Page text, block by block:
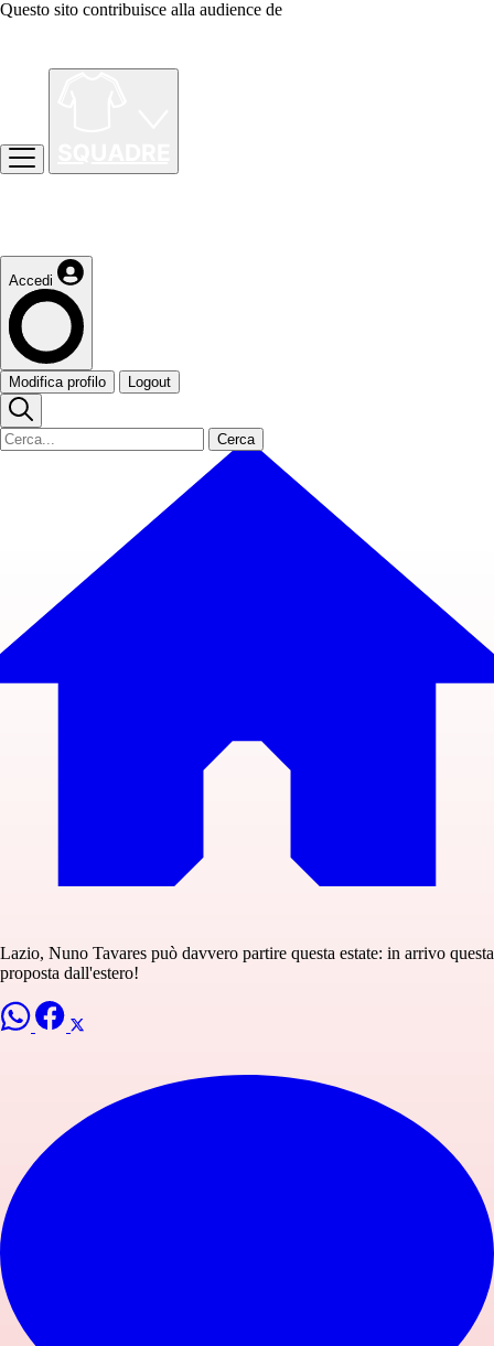
Questo sito contribuisce alla audience de
Accedi
Modifica profilo Logout
Cerca
Lazio, Nuno Tavares può davvero partire questa estate: in arrivo questa
proposta dall'estero!